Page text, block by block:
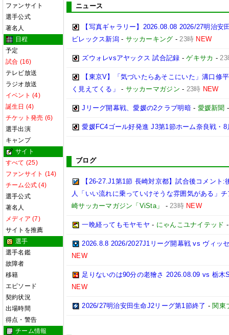
ファンサイト
選手公式
著名人
日程
予定
試合 (16)
テレビ放送
ラジオ放送
イベント (4)
誕生日 (4)
チケット発売 (6)
選手出演
キャンプ
サイト
すべて (25)
ファンサイト (14)
チーム公式 (4)
選手公式
著名人
メディア (7)
サイトを推薦
選手
選手名鑑
故障者
移籍
エピソード
契約状況
出場時間
得点・警告
チーム情報
ニュース
【写真ギャラリー】2026.08.08 2026/27明治
ビレックス新潟- サッカーキング -23時 NEW
ズウォレvsアヤックス 試合記録 -ゲキサカ -23
【東京V】「気づいたらあそこにいた」溝口修
く見えてくる」
- サッカーマガジン - 23時 NEW
Jリーグ開幕戦、愛媛の2クラブ明暗- 愛媛新聞
愛媛FC4ゴール好発進 J3第1節ホーム奈良戦・8
ブログ
【26-27.J1第1節 長崎対京都】試合後コメン
人「いい流れに乗っていけそうな雰囲気がある」
崎サッカーマガジン「ViSta」
-23時 NEW
一晩経ってもモヤモヤ - にゃんこユナイテッド
2026.8.8 2026/2027J1リーグ開幕戦 vs ヴィッ
NEW
足りないのは90分の老獪さ 2026.08.09 vs 栃木
NEW
2026/27明治安田生命J2リーグ第1節終了 - 関東